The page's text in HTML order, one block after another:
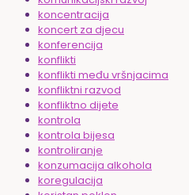
koncentracija
koncert za djecu
konferencija
konflikti
konflikti među vršnjacima
konfliktni razvod
konfliktno dijete
kontrola
kontrola bijesa
kontroliranje
konzumacija alkohola
koregulacija